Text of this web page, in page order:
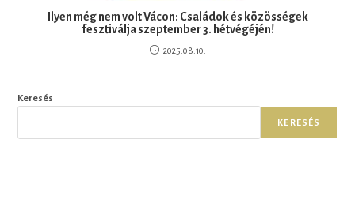
Ilyen még nem volt Vácon: Családok és közösségek
fesztiválja szeptember 3. hétvégéjén!
2025.08.10.
Keresés
KERESÉS